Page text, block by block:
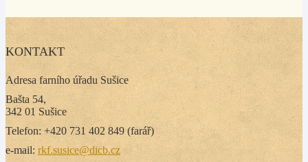
KONTAKT
Adresa farního úřadu Sušice
Bašta 54,
342 01 Sušice
Telefon: +420 731 402 849 (farář)
e-mail: rkf.susice@dicb.cz